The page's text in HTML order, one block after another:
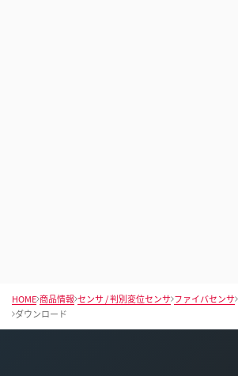
HOME 商品情報 センサ / 判別変位センサ ファイバセンサ
ダウンロード